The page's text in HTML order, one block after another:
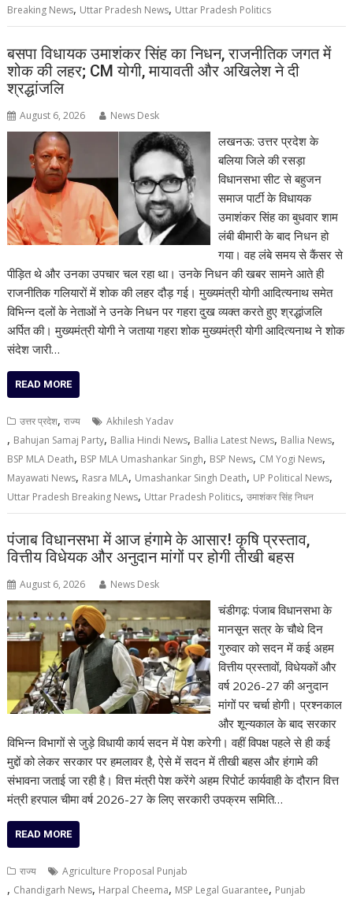
Breaking News, Uttar Pradesh News, Uttar Pradesh Politics
बसपा विधायक उमाशंकर सिंह का निधन, राजनीतिक जगत में
शोक की लहर; CM योगी, मायावती और अखिलेश ने दी
श्रद्धांजलि
August 6, 2026 News Desk
लखनऊ: उत्तर प्रदेश के
बलिया जिले की रसड़ा
विधानसभा सीट से बहुजन
समाज पार्टी के विधायक
उमाशंकर सिंह का बुधवार शाम
लंबी बीमारी के बाद निधन हो
गया। वह लंबे समय से कैंसर से
पीड़ित थे और उनका उपचार चल रहा था। उनके निधन की खबर सामने आते ही
राजनीतिक गलियारों में शोक की लहर दौड़ गई। मुख्यमंत्री योगी आदित्यनाथ समेत
विभिन्न दलों के नेताओं ने उनके निधन पर गहरा दुख व्यक्त करते हुए श्रद्धांजलि
अर्पित की। मुख्यमंत्री योगी ने जताया गहरा शोक मुख्यमंत्री योगी आदित्यनाथ ने शोक
संदेश जारी…
READ MORE
उत्तर प्रदेश,राज्य Akhilesh Yadav
, Bahujan Samaj Party, Ballia Hindi News, Ballia Latest News, Ballia News,
BSP MLA Death, BSP MLA Umashankar Singh, BSP News, CM Yogi News,
Mayawati News, Rasra MLA, Umashankar Singh Death, UP Political News,
Uttar Pradesh Breaking News, Uttar Pradesh Politics,उमाशंकर सिंह निधन
पंजाब विधानसभा में आज हंगामे के आसार! कृषि प्रस्ताव,
वित्तीय विधेयक और अनुदान मांगों पर होगी तीखी बहस
August 6, 2026 News Desk
चंडीगढ़: पंजाब विधानसभा के
मानसून सत्र के चौथे दिन
गुरुवार को सदन में कई अहम
वित्तीय प्रस्तावों, विधेयकों और
वर्ष 2026-27 की अनुदान
मांगों पर चर्चा होगी। प्रश्नकाल
और शून्यकाल के बाद सरकार
विभिन्न विभागों से जुड़े विधायी कार्य सदन में पेश करेगी। वहीं विपक्ष पहले से ही कई
मुद्दों को लेकर सरकार पर हमलावर है, ऐसे में सदन में तीखी बहस और हंगामे की
संभावना जताई जा रही है। वित्त मंत्री पेश करेंगे अहम रिपोर्ट कार्यवाही के दौरान वित्त
मंत्री हरपाल चीमा वर्ष 2026-27 के लिए सरकारी उपक्रम समिति…
READ MORE
राज्य Agriculture Proposal Punjab
, Chandigarh News, Harpal Cheema, MSP Legal Guarantee, Punjab